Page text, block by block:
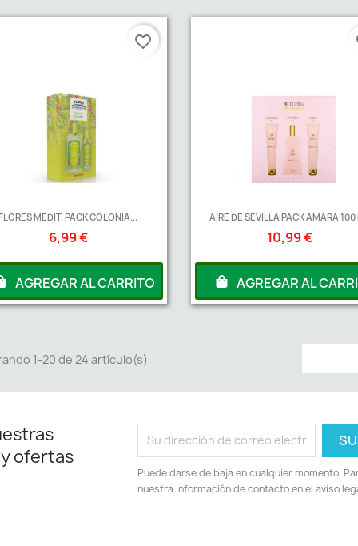
MEDIT. PACK COLONIA...
6,99 €
AGREGAR AL CARRITO
favorite_border
AIRE DE SEVILLA PACK AMARA 100
10,99 €
AGREGAR AL
1-20 de 24 artículo(s)
ofertas
Puede darse de baja en cualquier momento.
nuestra información de contacto en el aviso